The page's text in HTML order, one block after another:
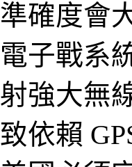
準確度會
電子戰系
射強大無
致依賴